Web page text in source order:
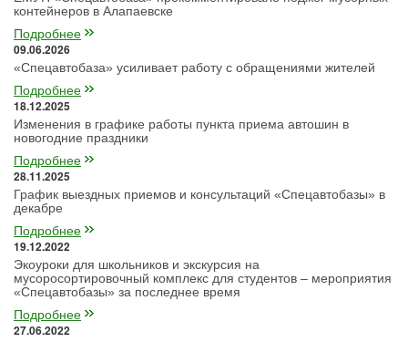
контейнеров в Алапаевске
Подробнее
09.06.2026
«Спецавтобаза» усиливает работу с обращениями жителей
Подробнее
18.12.2025
Изменения в графике работы пункта приема автошин в
новогодние праздники
Подробнее
28.11.2025
График выездных приемов и консультаций «Спецавтобазы» в
декабре
Подробнее
19.12.2022
Экоуроки для школьников и экскурсия на
мусоросортировочный комплекс для студентов – мероприятия
«Спецавтобазы» за последнее время
Подробнее
27.06.2022